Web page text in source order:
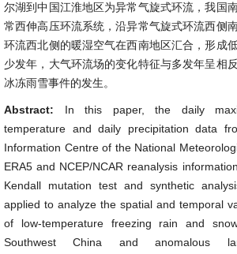
尔湖到中国江淮地区为异常气旋式环流，我国
常西伸高压环流系统，沿异常气旋式环流西侧
环流西北侧的暖湿空气在西南地区汇合，形成
少发年，大气环流场的变化特征与多发年呈相
冰冻雨雪事件的发生。
Abstract: In this paper, the daily
temperature and daily precipitation data
Information Centre of the National
ERA5 and NCEP/NCAR reanalysis
Kendall mutation test and synthetic
applied to analyze the spatial and temporal
of low-temperature freezing rain and
Southwest China and anomalous